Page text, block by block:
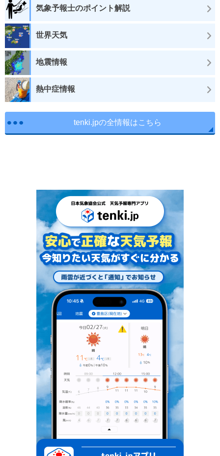
気象予報士のポイント解説
世界天気
地震情報
熱中症情報
tenki.jpの全情報はこちら